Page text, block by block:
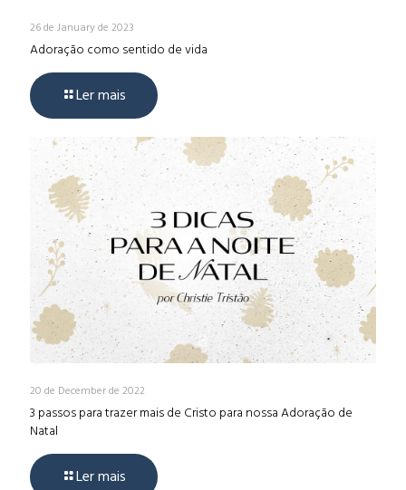
26 de January de 2023
Adoração como sentido de vida
Ler mais
20 de December de 2022
3 passos para trazer mais de Cristo para nossa Adoração de
Natal
Ler mais